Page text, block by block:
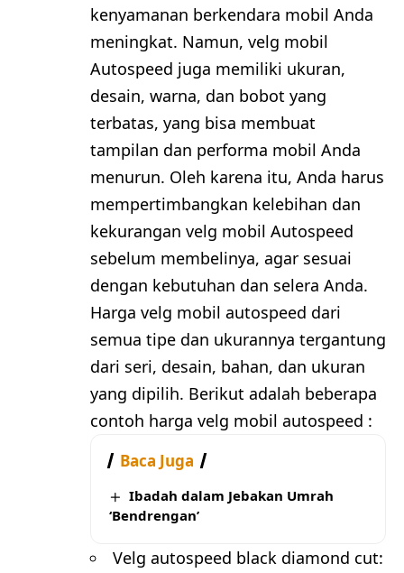
kenyamanan berkendara mobil Anda
meningkat. Namun, velg mobil
Autospeed juga memiliki ukuran,
desain, warna, dan bobot yang
terbatas, yang bisa membuat
tampilan dan performa mobil Anda
menurun. Oleh karena itu, Anda harus
mempertimbangkan kelebihan dan
kekurangan velg mobil Autospeed
sebelum membelinya, agar sesuai
dengan kebutuhan dan selera Anda.
Harga velg mobil autospeed dari
semua tipe dan ukurannya tergantung
dari seri, desain, bahan, dan ukuran
yang dipilih. Berikut adalah beberapa
contoh harga velg mobil autospeed :
Baca Juga
Ibadah dalam Jebakan Umrah
‘Bendrengan’
Velg autospeed black diamond cut: